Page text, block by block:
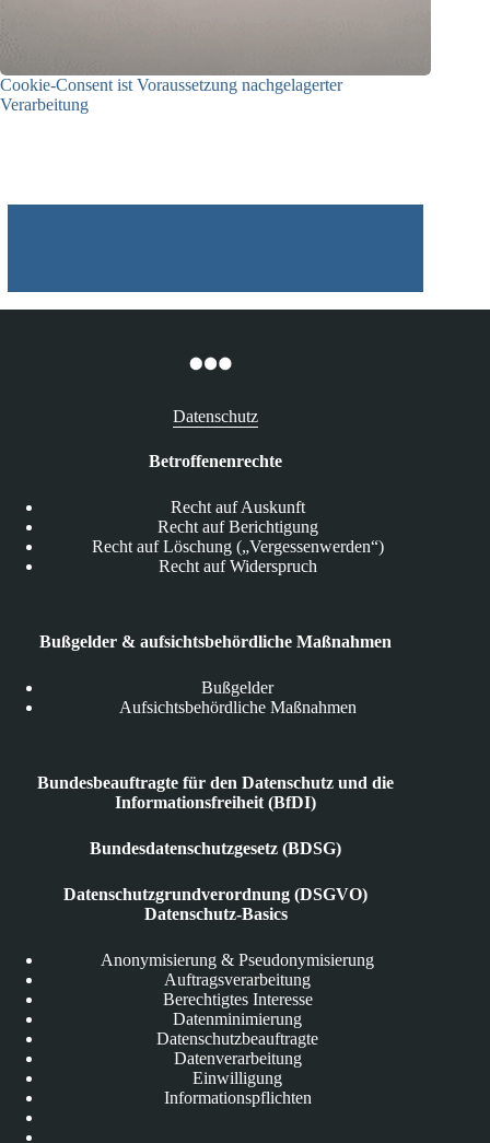
Cookie-Consent ist Voraussetzung nachgelagerter
Verarbeitung
Datenschutz
Betroffenenrechte
Recht auf Auskunft
Recht auf Berichtigung
Recht auf Löschung („Vergessenwerden“)
Recht auf Widerspruch
Bußgelder & aufsichtsbehördliche Maßnahmen
Bußgelder
Aufsichtsbehördliche Maßnahmen
Bundesbeauftragte für den Datenschutz und die
Informationsfreiheit (BfDI)
Bundesdatenschutzgesetz (BDSG)
Datenschutzgrundverordnung (DSGVO)
Datenschutz-Basics
Anonymisierung & Pseudonymisierung
Auftragsverarbeitung
Berechtigtes Interesse
Datenminimierung
Datenschutzbeauftragte
Datenverarbeitung
Einwilligung
Informationspflichten